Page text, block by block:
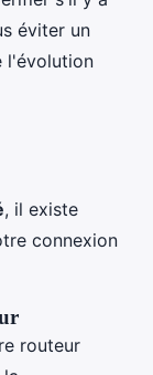
éviter un
l'évolution
, il existe
connexion
routeur